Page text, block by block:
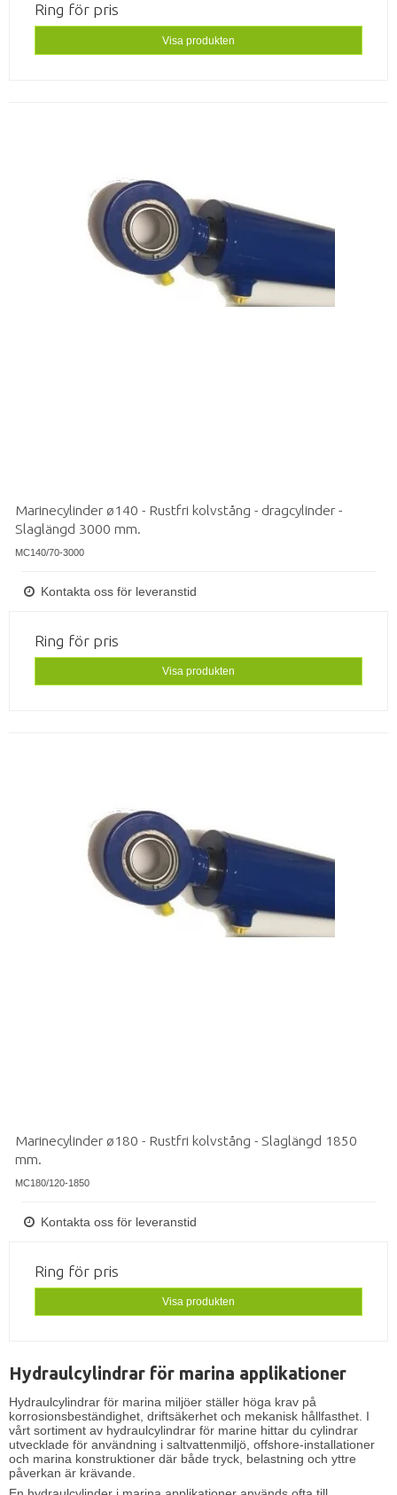
Ring för pris
Visa produkten
Marinecylinder ø140 - Rustfri kolvstång - dragcylinder -
Slaglängd 3000 mm.
MC140/70-3000
Kontakta oss för leveranstid
Ring för pris
Visa produkten
Marinecylinder ø180 - Rustfri kolvstång - Slaglängd 1850
mm.
MC180/120-1850
Kontakta oss för leveranstid
Ring för pris
Visa produkten
Hydraulcylindrar för marina applikationer
Hydraulcylindrar för marina miljöer ställer höga krav på
korrosionsbeständighet, driftsäkerhet och mekanisk hållfasthet. I
vårt sortiment av hydraulcylindrar för marine hittar du cylindrar
utvecklade för användning i saltvattenmiljö, offshore-installationer
och marina konstruktioner där både tryck, belastning och yttre
påverkan är krävande.